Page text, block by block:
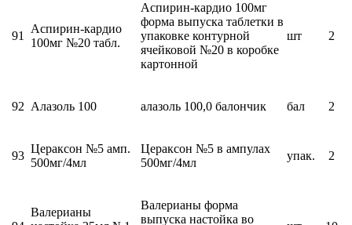
91
Аспирин-кардио
100мг №20 табл.
Аспирин-кардио 100мг
форма выпуска таблетки в
упаковке контурной
ячейковой №20 в коробке
картонной
шт 2
92 Алазоль 100 алазоль 100,0 балончик бал 2
93
Цераксон №5 амп.
500мг/4мл
Цераксон №5 в ампулах
500мг/4мл
упак. 2
Валерианы
Валерианы форма
выпуска настойка во